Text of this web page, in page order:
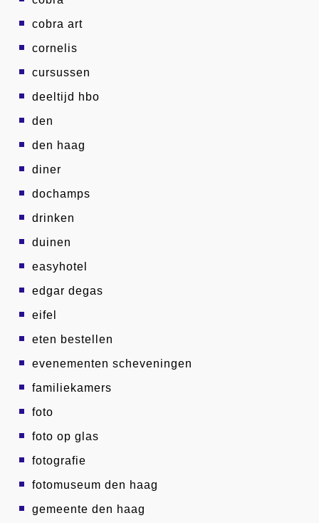
cobra art
cornelis
cursussen
deeltijd hbo
den
den haag
diner
dochamps
drinken
duinen
easyhotel
edgar degas
eifel
eten bestellen
evenementen scheveningen
familiekamers
foto
foto op glas
fotografie
fotomuseum den haag
gemeente den haag